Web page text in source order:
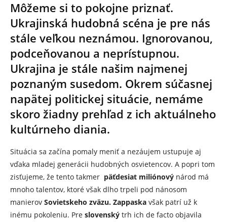
Môžeme si to pokojne priznať.
Ukrajinská hudobná scéna je pre nás
stále veľkou neznámou. Ignorovanou,
podceňovanou a neprístupnou.
Ukrajina je stále našim najmenej
poznaným susedom. Okrem súčasnej
napätej politickej situácie, nemáme
skoro žiadny prehľad z ich aktuálneho
kultúrneho diania.
Situácia sa začína pomaly meniť a nezáujem ustupuje aj
vďaka mladej generácii hudobných osvietencov. A popri tom
zisťujeme, že tento takmer päťdesiat miliónový národ má
mnoho talentov, ktoré však dlho trpeli pod nánosom
manierov Sovietskeho zväzu. Zappaska však patrí už k
inému pokoleniu. Pre slovenský trh ich de facto objavila